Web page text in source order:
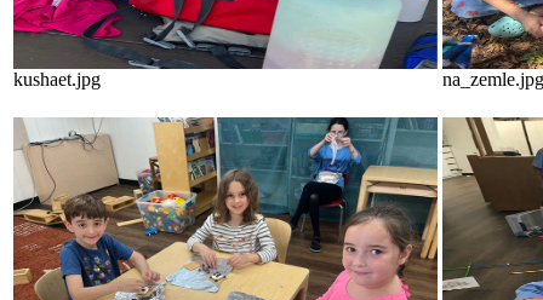
kushaet.jpg na_zemle.jpg